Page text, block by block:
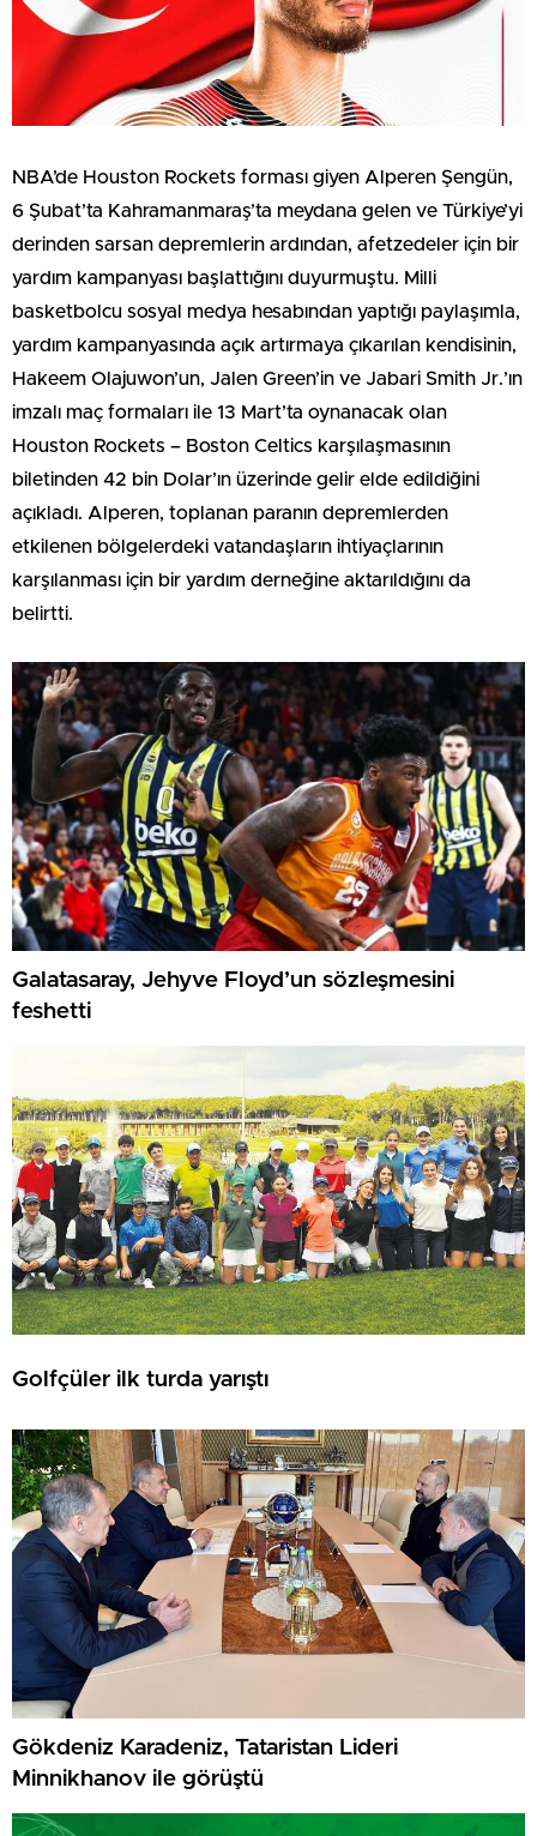
NBA’de Houston Rockets forması giyen Alperen Şengün,
6 Şubat’ta Kahramanmaraş’ta meydana gelen ve Türkiye’yi
derinden sarsan depremlerin ardından, afetzedeler için bir
yardım kampanyası başlattığını duyurmuştu. Milli
basketbolcu sosyal medya hesabından yaptığı paylaşımla,
yardım kampanyasında açık artırmaya çıkarılan kendisinin,
Hakeem Olajuwon’un, Jalen Green’in ve Jabari Smith Jr.’ın
imzalı maç formaları ile 13 Mart’ta oynanacak olan
Houston Rockets – Boston Celtics karşılaşmasının
biletinden 42 bin Dolar’ın üzerinde gelir elde edildiğini
açıkladı. Alperen, toplanan paranın depremlerden
etkilenen bölgelerdeki vatandaşların ihtiyaçlarının
karşılanması için bir yardım derneğine aktarıldığını da
belirtti.
Galatasaray, Jehyve Floyd’un sözleşmesini
feshetti
Golfçüler ilk turda yarıştı
Gökdeniz Karadeniz, Tataristan Lideri
Minnikhanov ile görüştü